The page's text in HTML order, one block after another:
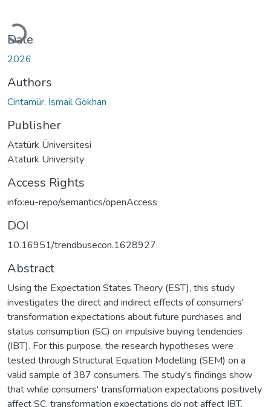
Loading...
Date
2026
Authors
Cintamür, İsmail Gökhan
Publisher
Atatürk Üniversitesi
Ataturk University
Access Rights
info:eu-repo/semantics/openAccess
DOI
10.16951/trendbusecon.1628927
Abstract
Using the Expectation States Theory (EST), this study
investigates the direct and indirect effects of consumers'
transformation expectations about future purchases and
status consumption (SC) on impulsive buying tendencies
(IBT). For this purpose, the research hypotheses were
tested through Structural Equation Modelling (SEM) on a
valid sample of 387 consumers. The study's findings show
that while consumers' transformation expectations positively
affect SC, transformation expectations do not affect IBT.